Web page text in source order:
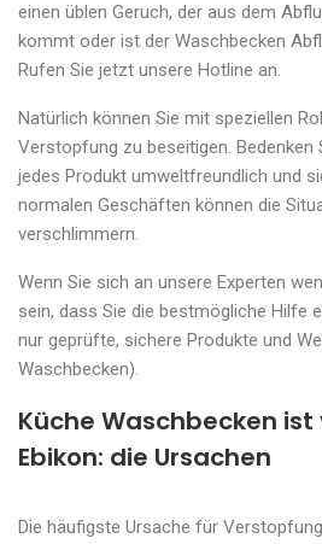
einen üblen Geruch, der aus dem
kommt oder ist der Waschbecken
Rufen Sie jetzt unsere Hotline an.
Natürlich können Sie mit speziellen
Verstopfung zu beseitigen. Bedenken
jedes Produkt umweltfreundlich und
normalen Geschäften können die
verschlimmern.
Wenn Sie sich an unsere Experten
sein, dass Sie die bestmögliche Hilfe
nur geprüfte, sichere Produkte und
Waschbecken).
Küche Waschbecken
Ebikon: die Ursachen
Die häufigste Ursache für